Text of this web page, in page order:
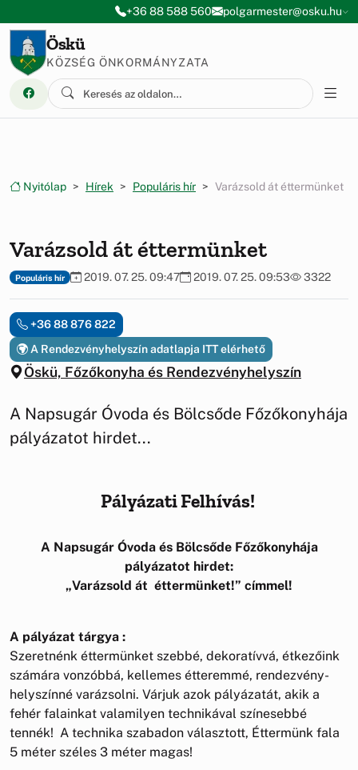
Ugrás a menüre
Ugrás a tartalomra+36 88 588 560 polgarmester@osku.hu
Öskü
KÖZSÉG ÖNKORMÁNYZATA
Nyitólap Hírek Populáris hír Varázsold át éttermünket
Varázsold át éttermünket
Populáris hír 2019. 07. 25. 09:47 2019. 07. 25. 09:53 3322
Öskü, Főzőkonyha és Rendezvényhelyszín
+36 88 876 822
A Rendezvényhelyszín adatlapja ITT elérhető
A Napsugár Óvoda és Bölcsőde Főzőkonyhája
pályázatot hirdet...
Pályázati Felhívás!
A Napsugár Óvoda és Bölcsőde Főzőkonyhája
pályázatot hirdet:
„Varázsold át éttermünket!” címmel!
A pályázat tárgya :
Szeretnénk éttermünket szebbé, dekoratívvá, étkezőink
számára vonzóbbá, kellemes étteremmé, rendezvény-
helyszínné varázsolni. Várjuk azok pályázatát, akik a
fehér falainkat valamilyen technikával színesebbé
tennék! A technika szabadon választott, Éttermünk fala
5 méter széles 3 méter magas!